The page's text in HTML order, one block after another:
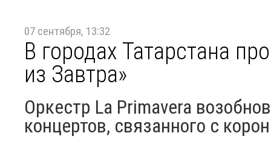
07 сентября, 13:32
В городах Татарстана
из Завтра»
Оркестр La Primavera
концертов, связанного с